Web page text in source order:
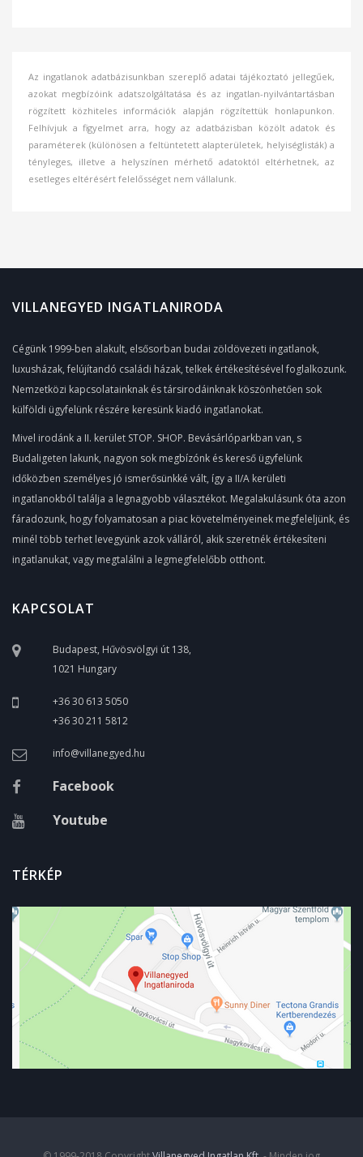
Az ingatlanok adatbázisunkban szereplő adatai tájékoztató jellegűek,
azokat megbízóink adatszolgáltatása és az ingatlan-nyilvántartásban
rögzített közhiteles információk alapján rögzítettük honlapunkon.
Felhívjuk a figyelmet arra, hogy az adatbázisban közölt adatok és
paraméterek (különösen a feltüntetett alapterületek, helyiséglisták) a
tényleges, illetve a helyszínen mérhető adatoktól eltérhetnek, az
esetleges eltérésért felelősséget nem vállalunk.
VILLANEGYED INGATLANIRODA
Cégünk 1999-ben alakult, elsősorban budai zöldövezeti ingatlanok,
luxusházak, felújítandó családi házak, telkek értékesítésével foglalkozunk.
Nemzetközi kapcsolatainknak és társirodáinknak köszönhetően sok
külföldi ügyfelünk részére keresünk kiadó ingatlanokat.
Mivel irodánk a II. kerület STOP. SHOP. Bevásárlóparkban van, s
Budaligeten lakunk, nagyon sok megbízónk és kereső ügyfelünk
időközben személyes jó ismerősünkké vált, így a II/A kerületi
ingatlanokból találja a legnagyobb választékot. Megalakulásunk óta azon
fáradozunk, hogy folyamatosan a piac követelményeinek megfeleljünk, és
minél több terhet levegyünk azok válláról, akik szeretnék értékesíteni
ingatlanukat, vagy megtalálni a legmegfelelőbb otthont.
KAPCSOLAT
Budapest, Hűvösvölgyi út 138,
1021 Hungary
+36 30 613 5050
+36 30 211 5812
info@villanegyed.hu
Facebook
Youtube
TÉRKÉP